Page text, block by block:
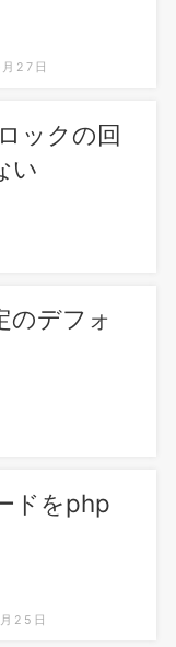
27日
ックの回
い
のデフォ
ドをphp
25日